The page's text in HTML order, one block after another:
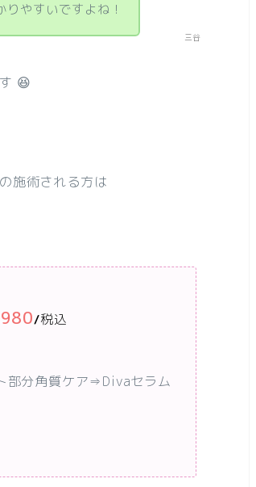
三谷
やすいですよね！
😆
施術される方は
/税込
部分角質ケア⇒Divaセラム